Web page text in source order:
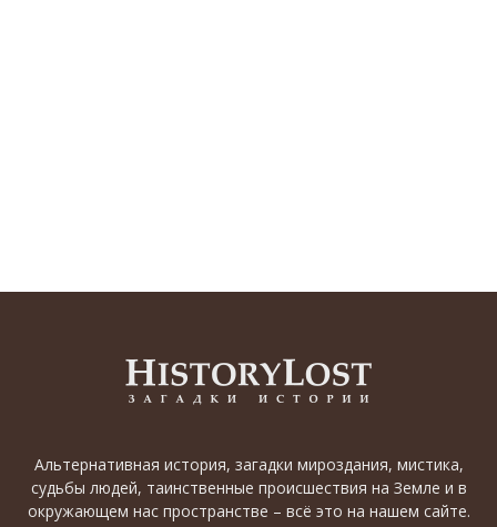
Альтернативная история, загадки мироздания, мистика,
судьбы людей, таинственные происшествия на Земле и в
окружающем нас пространстве – всё это на нашем сайте.